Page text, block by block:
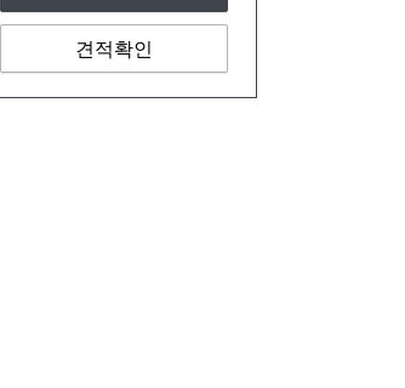
견적확인